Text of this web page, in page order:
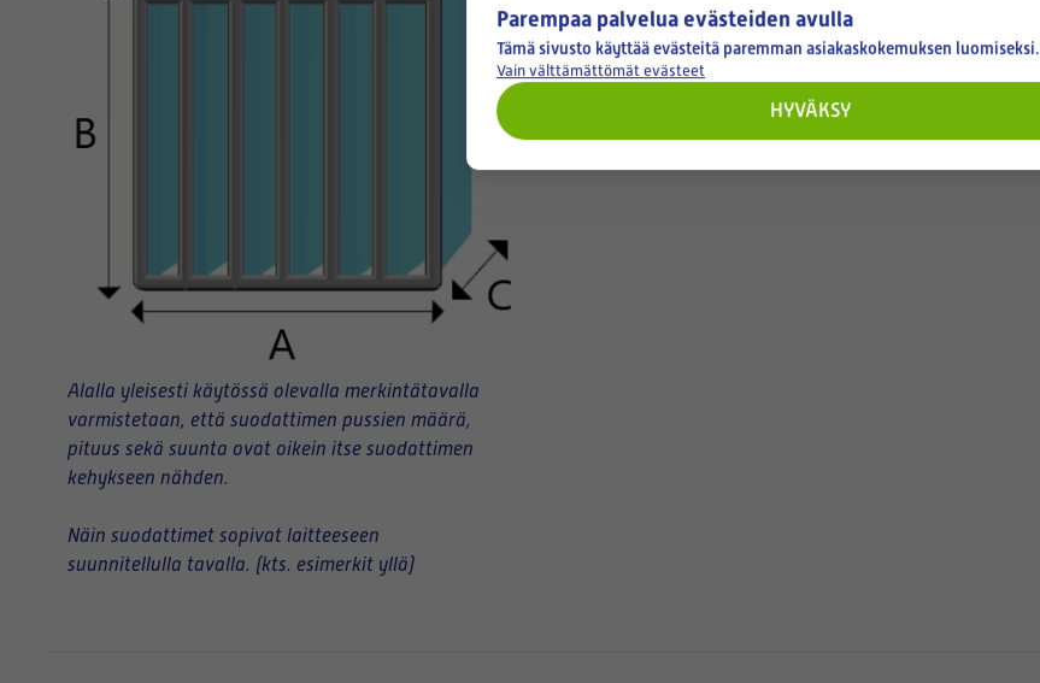
Alalla yleisesti käytössä olevalla merkintätavalla
varmistetaan, että suodattimen pussien määrä,
pituus sekä suunta ovat oikein itse suodattimen
kehykseen nähden.
Näin suodattimet sopivat laitteeseen
suunnitellulla tavalla. (kts. esimerkit yllä)
Parempaa palvelua evästeiden avulla
Tämä sivusto käyttää evästeitä paremman asiakaskokemuksen luomiseksi.
Vain välttämättömät evästeet
HYVÄKSY